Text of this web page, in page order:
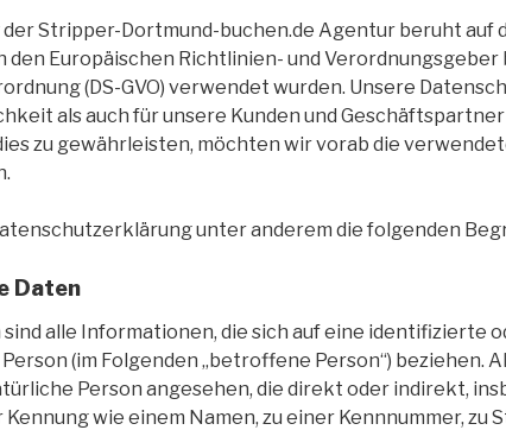
Stripper-Dortmund-buchen.de Agentur beruht auf
Europäischen Richtlinien- und Verordnungsgeber
(DS-GVO) verwendet wurden. Unsere
als auch für unsere Kunden und
zu gewährleisten, möchten wir vorab die
unter anderem die folgenden
Daten
alle Informationen, die sich auf eine identifizierte
(im Folgenden „betroffene Person“) beziehen.
Person angesehen, die direkt oder indirekt,
wie einem Namen, zu einer Kennnummer, zu